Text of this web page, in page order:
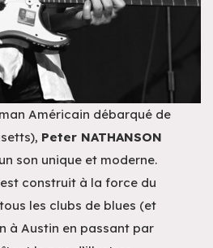
Américain débarqué de
Peter NATHANSON
son unique et moderne.
construit à la force du
les clubs de blues (et
à Austin en passant par